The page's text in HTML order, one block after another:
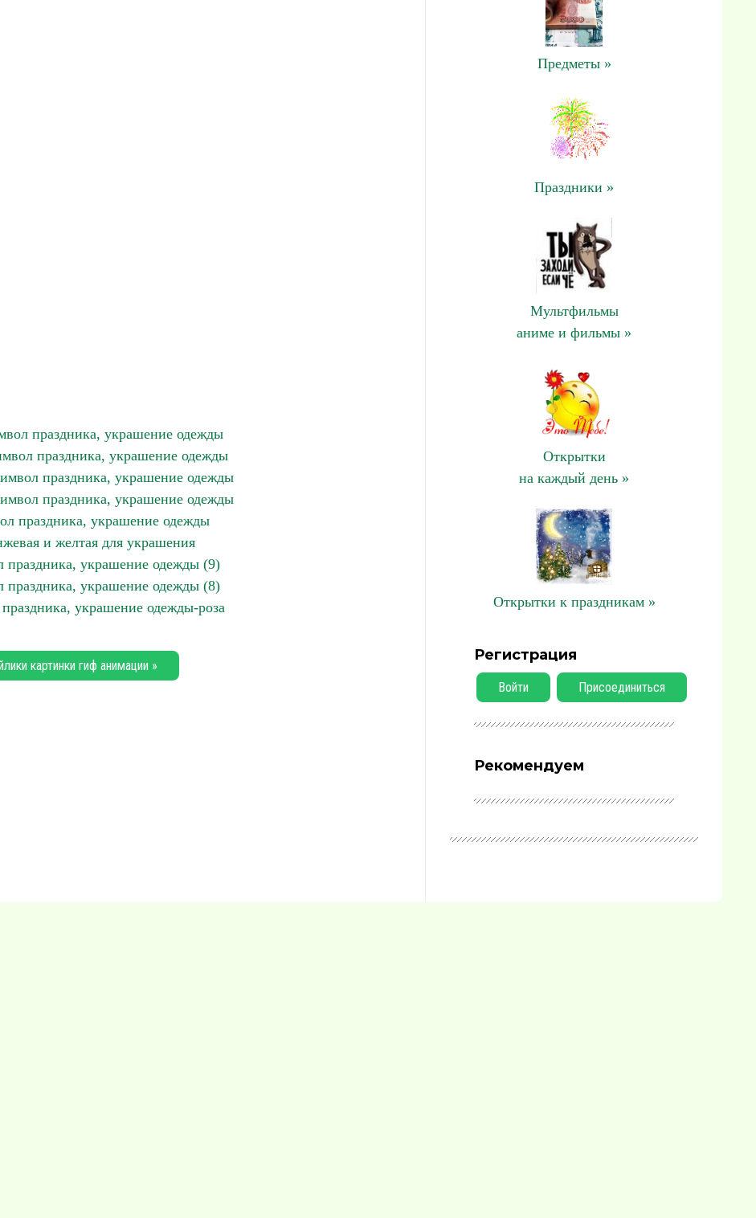
праздника, украшение одежды
праздника, украшение одежды
праздника, украшение одежды
праздника, украшение одежды
праздника, украшение одежды
и желтая для украшения
праздника, украшение одежды (9)
праздника, украшение одежды (8)
украшение одежды-роза
картинки гиф анимации »
Предметы »
Праздники »
Мультфильмы
аниме и фильмы »
Открытки
на каждый день »
Открытки к праздникам »
Регистрация
Войти Присоединиться
Рекомендуем